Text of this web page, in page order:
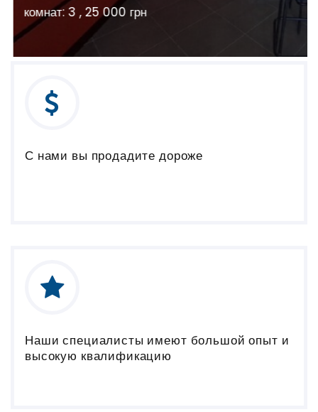
комнат: 3 , 25 000 грн
С нами вы продадите дороже
Наши специалисты имеют большой опыт и
высокую квалификацию